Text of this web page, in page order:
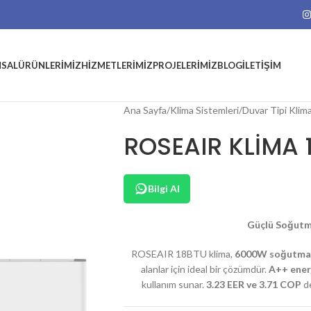
ÜRÜNLERIMIZHIZMETLERIMIZPROJELERIMIZBLOGİLETIŞIM
Ana Sayfa Klima Sistemleri Duvar Tipi
ROSEAIR
Bilgi Al
Güçlü
ROSEAIR 18BTU klima, 6000W
alanlar için ideal bir çözümdür. A++
kullanım sunar.3.23 EER ve 3.71 COP